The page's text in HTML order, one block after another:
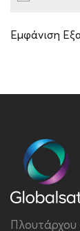
Εμφάνιση